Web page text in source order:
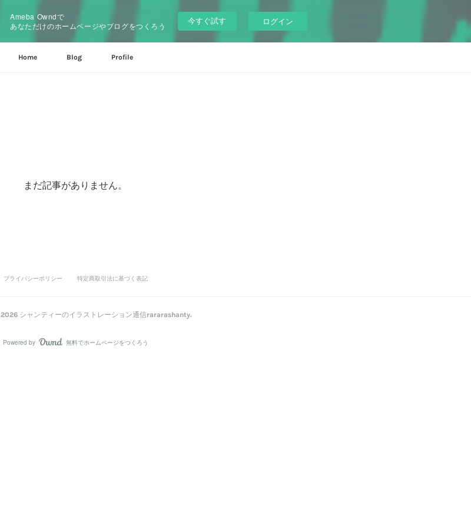
Ameba Owndで
あなただけのホームページやブログをつくろう
今すぐ試す ログイン
Home Blog Profile
まだ記事がありません。
プライバシーポリシー 特定商取引法に基づく表記
2026 シャンティーのイラストレーション通信rararashanty.
Powered by AmebaOwnd
無料でホームページをつくろう